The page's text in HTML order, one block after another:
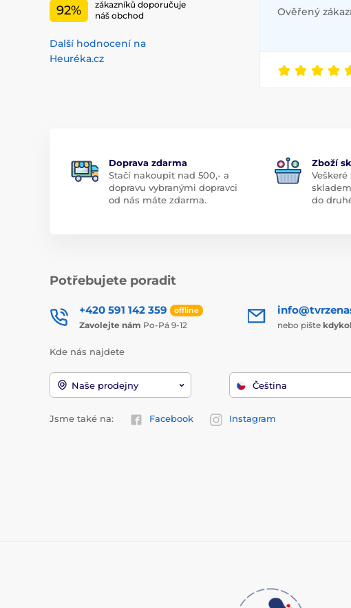
92%
zákazníků doporučuje
náš obchod
Další hodnocení na
Heuréka.cz
Ověřený
Doprava zdarma
Stačí nakoupit nad 500,- a
dopravu vybranými dopravci
od nás máte zdarma.
Zboží
do
Potřebujete poradit
+420 591 142 359 offline
Zavolejte nám Po-Pá 9-12 nebo pište
Kde nás najdete
Naše prodejny Čeština
Jsme také na: Facebook Instagram